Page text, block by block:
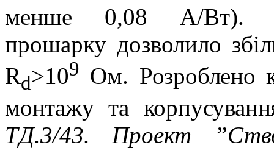
менше 0,08 А/Вт).
прошарку дозволило
Rd>109 Ом. Розроблено
монтажу та
ТД.3/43. Проект